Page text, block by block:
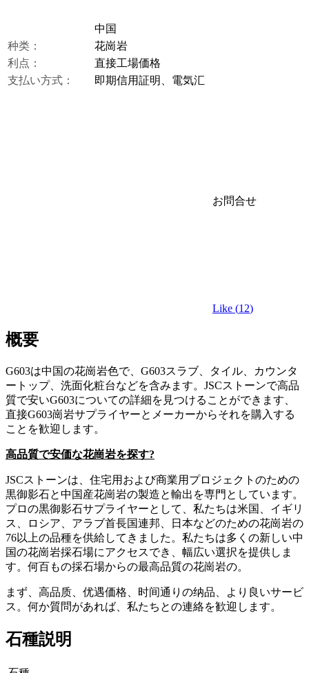
中国
种类：
花崗岩
利点：
直接工場価格
支払い方式：
即期信用証明、電気汇
お問合せ
Like (12)
概要
G603は中国の花崗岩色で、G603スラブ、タイル、カウンタ
ートップ、洗面化粧台などを含みます。JSCストーンで高品
質で安いG603についての詳細を見つけることができます、
直接G603崗岩サプライヤーとメーカーからそれを購入する
ことを歓迎します。
高品質で安価な花崗岩を探す?
JSCストーンは、住宅用および商業用プロジェクトのための
黒御影石と中国産花崗岩の製造と輸出を専門としています。
プロの黒御影石サプライヤーとして、私たちは米国、イギリ
ス、ロシア、アラブ首長国連邦、日本などのための花崗岩の
76以上の品種を供給してきました。私たちは多くの新しい中
国の花崗岩採石場にアクセスでき、幅広い選択を提供しま
す。何百もの採石場からの最高品質の花崗岩の。
まず、高品质、优遇価格、时间通りの纳品、より良いサービ
ス。何か質問があれば、私たちとの連絡を歓迎します。
石種説明